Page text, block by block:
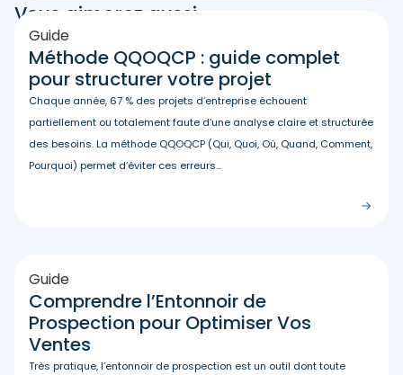
Vous aimerez aussi
Guide
Méthode QQOQCP : guide complet
pour structurer votre projet
Chaque année, 67 % des projets d’entreprise échouent
partiellement ou totalement faute d’une analyse claire et structurée
des besoins. La méthode QQOQCP (Qui, Quoi, Où, Quand, Comment,
Pourquoi) permet d’éviter ces erreurs...
Guide
Comprendre l’Entonnoir de
Prospection pour Optimiser Vos
Ventes
Très pratique, l’entonnoir de prospection est un outil dont toute